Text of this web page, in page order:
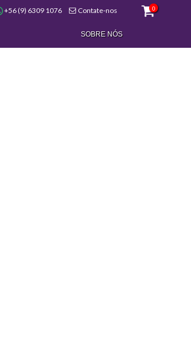
+56 (9) 6309 1076 Contate-nos 0
SOBRE NÓS